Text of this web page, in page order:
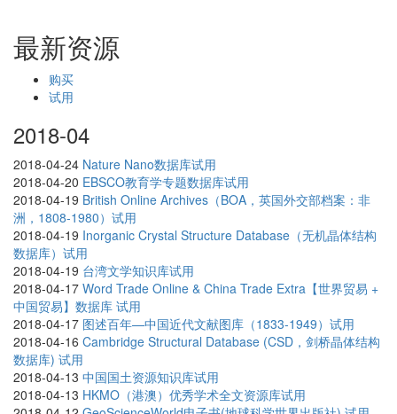
最新资源
购买
试用
2018-04
2018-04-24 Nature Nano数据库试用
2018-04-20 EBSCO教育学专题数据库试用
2018-04-19 British Online Archives（BOA，英国外交部档案：非
洲，1808-1980）试用
2018-04-19 Inorganic Crystal Structure Database（无机晶体结构
数据库）试用
2018-04-19 台湾文学知识库试用
2018-04-17 Word Trade Online & China Trade Extra【世界贸易 +
中国贸易】数据库 试用
2018-04-17 图述百年—中国近代文献图库（1833-1949）试用
2018-04-16 Cambridge Structural Database (CSD，剑桥晶体结构
数据库) 试用
2018-04-13 中国国土资源知识库试用
2018-04-13 HKMO（港澳）优秀学术全文资源库试用